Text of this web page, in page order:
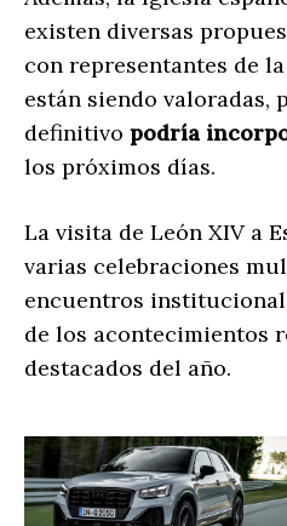
existen diversas
con representantes de
están siendo valoradas,
definitivo podría
los próximos días.
La visita de León XIV a
varias celebraciones
encuentros
de los acontecimientos
destacados del año.